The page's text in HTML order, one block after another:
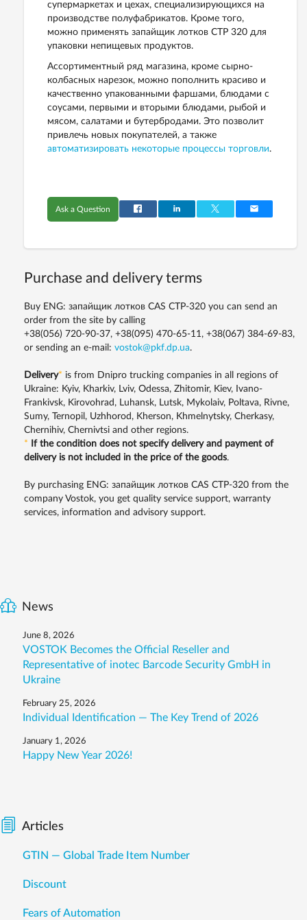
супермаркетах и цехах, специализирующихся на
производстве полуфабрикатов. Кроме того,
можно применять запайщик лотков CTP 320 для
упаковки непищевых продуктов.
Ассортиментный ряд магазина, кроме сырно-
колбасных нарезок, можно пополнить красиво и
качественно упакованными фаршами, блюдами с
соусами, первыми и вторыми блюдами, рыбой и
мясом, салатами и бутербродами. Это позволит
привлечь новых покупателей, а также
автоматизировать некоторые процессы торговли.
Ask a Question
Purchase and delivery terms
Buy ENG: запайщик лотков CAS CTP-320 you can send an
order from the site by calling
+38(056) 720-90-37, +38(095) 470-65-11, +38(067) 384-69-83,
or sending an e-mail: vostok@pkf.dp.ua.
Delivery* is from Dnipro trucking companies in all regions of
Ukraine: Kyiv, Kharkiv, Lviv, Odessa, Zhitomir, Kiev, Ivano-
Frankivsk, Kirovohrad, Luhansk, Lutsk, Mykolaiv, Poltava, Rivne,
Sumy, Ternopil, Uzhhorod, Kherson, Khmelnytsky, Cherkasy,
Chernihiv, Chernivtsi and other regions.
*
If the condition does not specify delivery and payment of
delivery is not included in the price of the goods.
By purchasing ENG: запайщик лотков CAS CTP-320 from the
company Vostok, you get quality service support, warranty
services, information and advisory support.
News
June 8, 2026
VOSTOK Becomes the Official Reseller and
Representative of inotec Barcode Security GmbH in
Ukraine
February 25, 2026
Individual Identification — The Key Trend of 2026
January 1, 2026
Happy New Year 2026!
Articles
GTIN — Global Trade Item Number
Discount
Fears of Automation